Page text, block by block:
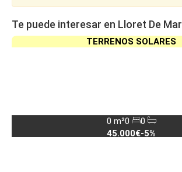
Te puede interesar en Lloret De Mar
TERRENOS SOLARES
0 m²0
0
45.000€-5%